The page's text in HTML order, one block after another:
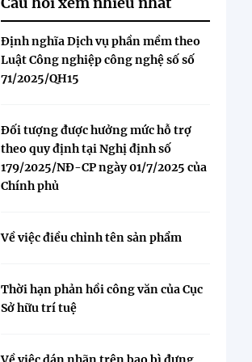
Định nghĩa Dịch vụ phần mềm theo
Luật Công nghiệp công nghệ số số
71/2025/QH15
Đối tượng được hưởng mức hỗ trợ
theo quy định tại Nghị định số
179/2025/NĐ-CP ngày 01/7/2025 của
Chính phủ
Về việc điều chỉnh tên sản phẩm
Thời hạn phản hồi công văn của Cục
Sở hữu trí tuệ